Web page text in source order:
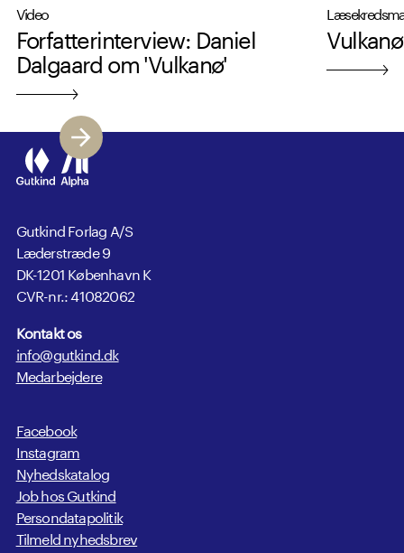
Video
Forfatterinterview: Daniel
Dalgaard om 'Vulkanø'
Vulkanø
Gutkind Forlag A/S
Læderstræde 9
DK-1201 København K
CVR-nr.: 41082062
Kontakt os
info@gutkind.dk
Medarbejdere
Facebook
Instagram
Nyhedskatalog
Job hos Gutkind
Persondatapolitik
Tilmeld nyhedsbrev